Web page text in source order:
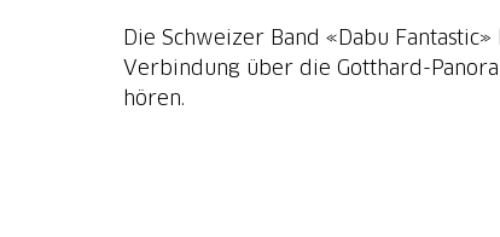
Die Schweizer Band «Dabu
Verbindung über die Gotthard-
hören.